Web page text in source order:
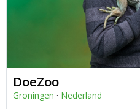
DoeZoo
Groningen · Nederland